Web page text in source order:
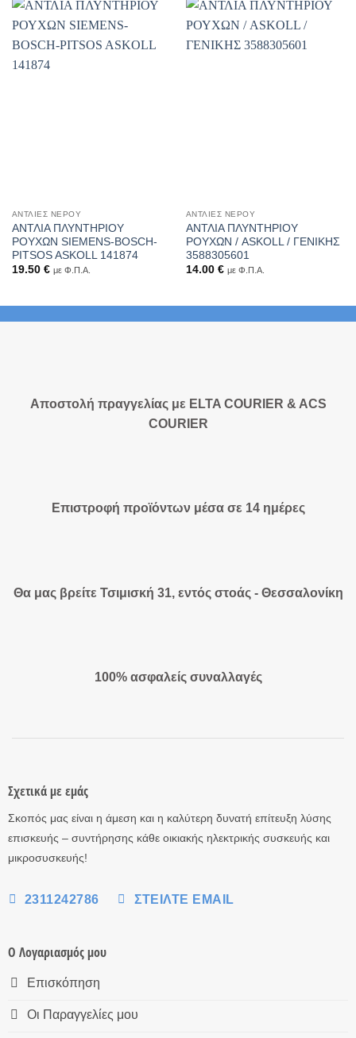
ΑΝΤΛΊΕΣ ΝΕΡΟΎ
ΑΝΤΛΙΑ ΠΛΥΝΤΗΡΙΟΥ
ΡΟΥΧΩΝ SIEMENS-BOSCH-
PITSOS ASKOLL 141874
19.50 € με Φ.Π.Α.
ΑΝΤΛΊΕΣ ΝΕΡΟΎ
ΑΝΤΛΙΑ ΠΛΥΝΤΗΡΙΟΥ
ΡΟΥΧΩΝ / ASKOLL / ΓΕΝΙΚΗΣ
3588305601
14.00 € με Φ.Π.Α.
Αποστολή πραγγελίας με ELTA COURIER & ACS
COURIER
Επιστροφή προϊόντων μέσα σε 14 ημέρες
Θα μας βρείτε Τσιμισκή 31, εντός στοάς - Θεσσαλονίκη
100% ασφαλείς συναλλαγές
Σχετικά με εμάς
Σκοπός μας είναι η άμεση και η καλύτερη δυνατή επίτευξη λύσης
επισκευής – συντήρησης κάθε οικιακής ηλεκτρικής συσκευής και
μικροσυσκευής!
2311242786 ΣΤΕΊΛΤΕ EMAIL
Ο Λογαριασμός μου
Επισκόπηση
Οι Παραγγελίες μου